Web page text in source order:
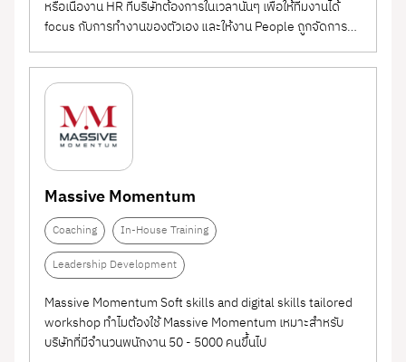
หรือเนื้องาน HR ที่บริษัทต้องการในเวลานั้นๆ เพื่อให้ทีมงานได้
focus กับการทำงานของตัวเอง และให้งาน People ถูกจัดการ
โดย HR Freelance ของเราแทน ทำไมต้องใช้ Chat with HR
People Business Partner Services เกิดขึ้นเพื่อตอบโจทย์ของ
บริษัทเล็กๆที่มีคนไม่เยอะ...
Massive Momentum
Coaching
In-House Training
Leadership Development
Massive Momentum Soft skills and digital skills tailored
workshop ทำไมต้องใช้ Massive Momentum เหมาะสำหรับ
บริษัทที่มีจำนวนพนักงาน 50 - 5000 คนขึ้นไป